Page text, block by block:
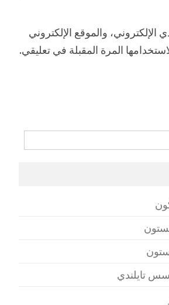
والموقع الإلكتروني
المرة المقبلة في تعليقي.
تايلندي